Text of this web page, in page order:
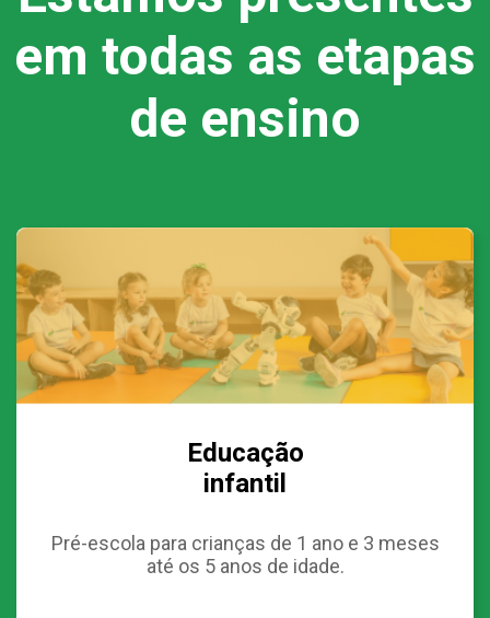
em todas as etapas
de ensino
Educação
infantil
Pré-escola para crianças de 1 ano e 3 meses
até os 5 anos de idade.